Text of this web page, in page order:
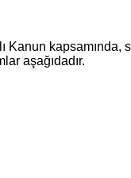
aşağıdadır.